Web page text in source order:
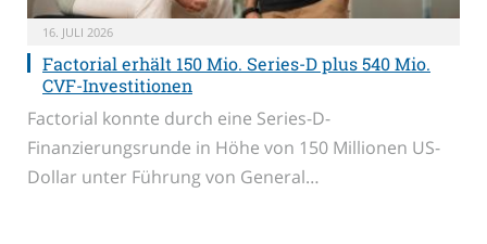
16. JULI 2026
Factorial erhält 150 Mio. Series-D plus 540 Mio.
CVF-Investitionen
Factorial konnte durch eine Series-D-
Finanzierungsrunde in Höhe von 150 Millionen US-
Dollar unter Führung von General…